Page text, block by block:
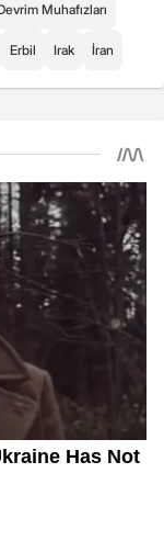
Muhafızları
Erbil Irak İran